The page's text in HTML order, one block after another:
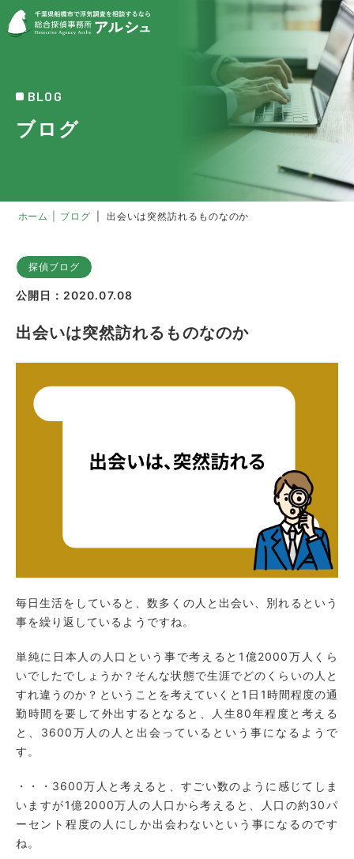
BLOG
ブログ
ホーム ブログ 出会いは突然訪れるものなのか
探偵ブログ
公開日：2020.07.08
出会いは突然訪れるものなのか
毎日生活をしていると、数多くの人と出会い、別れるという
事を繰り返しているようですね。
単純に日本人の人口という事で考えると1億2000万人くら
いでしたでしょうか？そんな状態で生涯でどのくらいの人と
すれ違うのか？ということを考えていくと1日1時間程度の通
勤時間を要して外出するとなると、人生80年程度と考える
と、3600万人の人と出会っているという事になるようで
す。
・・・3600万人と考えると、すごい数のように感じてしま
いますが1億2000万人の人口から考えると、人口の約30パ
ーセント程度の人にしか出会わないという事になるのです
ね。